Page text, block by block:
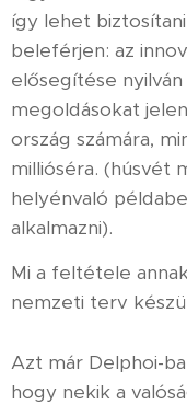
így lehet
beleférjen: az
elősegítése nyilván
megoldásokat
ország számára,
millióséra. (húsvét
helyénvaló
alkalmazni).
Mi a feltétele
nemzeti terv
Azt már Delphoi-
hogy nekik a